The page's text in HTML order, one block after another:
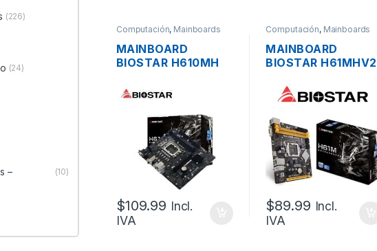
Computación, Mainboards
MAINBOARD
BIOSTAR H610MH
VIDEO VGA, HDMI,
USB 3.2, 1XPCI-E,
$109.99 Incl.
IVA
Computación, Mainboards
MAINBOARD
BIOSTAR H61MHV2
DDR3 SOCKET
$89.99 Incl.
IVA
(226)
(24)
–
(10)